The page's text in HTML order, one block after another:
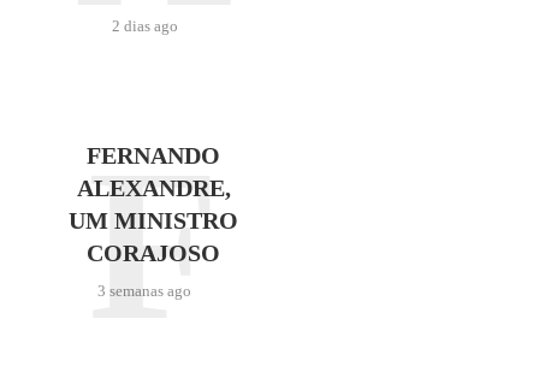
2 dias ago
FERNANDO
ALEXANDRE,
UM MINISTRO
CORAJOSO
3 semanas ago
F